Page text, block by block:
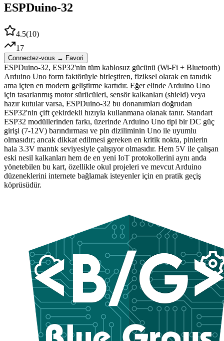
ESPDuino-32
4.5(10)
17
Connectez-vous → Favori
ESPDuino-32, ESP32'nin tüm kablosuz gücünü (Wi-Fi + Bluetooth)
Arduino Uno form faktörüyle birleştiren, fiziksel olarak en tanıdık
ama içten en modern geliştirme kartıdır. Eğer elinde Arduino Uno
için tasarlanmış motor sürücüleri, sensör kalkanları (shield) veya
hazır kutular varsa, ESPDuino-32 bu donanımları doğrudan
ESP32'nin çift çekirdekli hızıyla kullanmana olanak tanır. Standart
ESP32 modüllerinden farkı, üzerinde Arduino Uno tipi bir DC güç
girişi (7-12V) barındırması ve pin diziliminin Uno ile uyumlu
olmasıdır; ancak dikkat edilmesi gereken en kritik nokta, pinlerin
hala 3.3V mantık seviyesiyle çalışıyor olmasıdır. Hem 5V ile çalışan
eski nesil kalkanları hem de en yeni IoT protokollerini aynı anda
yönetebilen bu kart, özellikle okul projeleri ve mevcut Arduino
düzeneklerini internete bağlamak isteyenler için en pratik geçiş
köprüsüdür.